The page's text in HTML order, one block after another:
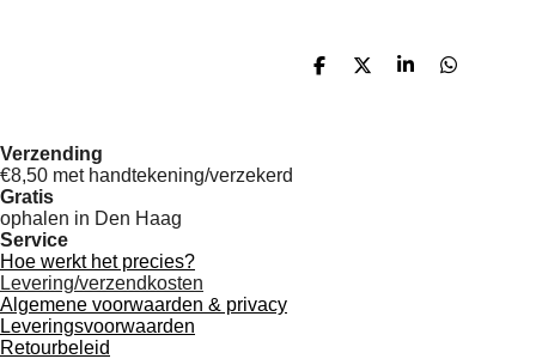
D
D
S
D
Verzending
€8,50 met handtekening/verzekerd
Gratis
ophalen in Den Haag
Service
Hoe werkt het precies?
Levering/verzendkosten
Algemene voorwaarden & privacy
Leveringsvoorwaarden
Retourbeleid